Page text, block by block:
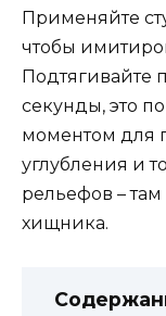
Применяйте
чтобы
Подтягивайте
секунды, это
моментом для
углубления и
рельефов –
хищника.